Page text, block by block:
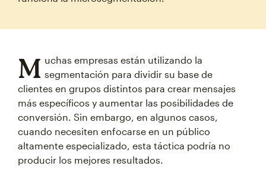
M uchas empresas están utilizando la
segmentación para dividir su base de
clientes en grupos distintos para crear mensajes
más específicos y aumentar las posibilidades de
conversión. Sin embargo, en algunos casos,
cuando necesiten enfocarse en un público
altamente especializado, esta táctica podría no
producir los mejores resultados.